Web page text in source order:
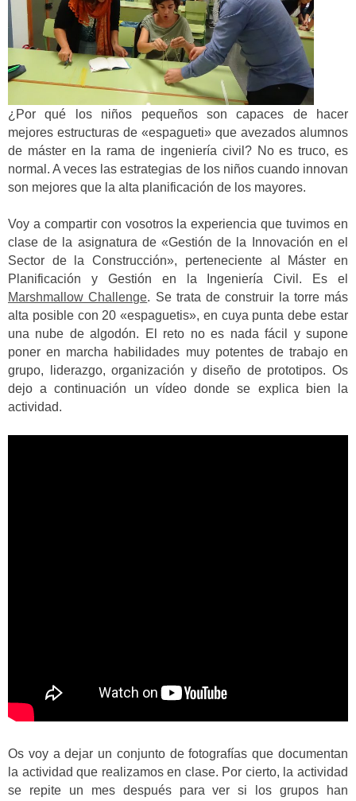
¿Por qué los niños pequeños son capaces de hacer
mejores estructuras de «espagueti» que avezados alumnos
de máster en la rama de ingeniería civil? No es truco, es
normal. A veces las estrategias de los niños cuando innovan
son mejores que la alta planificación de los mayores.
Voy a compartir con vosotros la experiencia que tuvimos en
clase de la asignatura de «Gestión de la Innovación en el
Sector de la Construcción», perteneciente al Máster en
Planificación y Gestión en la Ingeniería Civil. Es el
Marshmallow Challenge. Se trata de construir la torre más
alta posible con 20 «espaguetis», en cuya punta debe estar
una nube de algodón. El reto no es nada fácil y supone
poner en marcha habilidades muy potentes de trabajo en
grupo, liderazgo, organización y diseño de prototipos. Os
dejo a continuación un vídeo donde se explica bien la
actividad.
Os voy a dejar un conjunto de fotografías que documentan
la actividad que realizamos en clase. Por cierto, la actividad
se repite un mes después para ver si los grupos han